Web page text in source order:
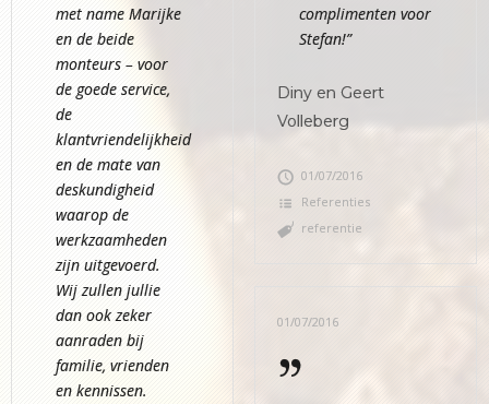
met name Marijke
en de beide
monteurs – voor
de goede service,
de
klantvriendelijkheid
en de mate van
deskundigheid
waarop de
werkzaamheden
zijn uitgevoerd.
Wij zullen jullie
dan ook zeker
aanraden bij
familie, vrienden
en kennissen.
complimenten voor
Stefan!”
Diny en Geert
Volleberg
01/07/2016
Referenties
referentie
01/07/2016